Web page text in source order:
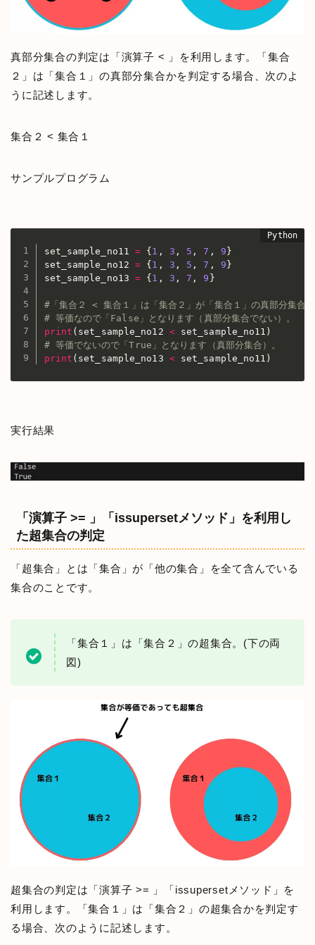
真部分集合の判定は「演算子 < 」を利用します。「集合
２」は「集合１」の真部分集合かを判定する場合、次のよ
うに記述します。
集合２ < 集合１
サンプルプログラム
set_sample_no11 = { 1 , 3 , 5 , 7 , 9 }
set_sample_no12 = { 1 , 3 , 5 , 7 , 9 }
set_sample_no13 = { 1 , 3 , 7 , 9 }
#「集合２ < 集合１」は「集合２」が「集合１」の真部分集合
# 等価なので「False」となります（真部分集合でない）。
print ( set_sample_no12 < set_sample_no11 )
# 等価でないので「True」となります（真部分集合）。
print ( set_sample_no13 < set_sample_no11 )
実行結果
「演算子 >= 」「issupersetメソッド」を利用し
た超集合の判定
「超集合」とは「集合」が「他の集合」を全て含んでいる
集合のことです。
「集合１」は「集合２」の超集合。(下の両
図)
超集合の判定は「演算子 >= 」「issupersetメソッド」を
利用します。「集合１」は「集合２」の超集合かを判定す
る場合、次のように記述します。